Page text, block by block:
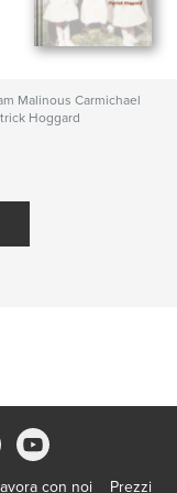
Malinous Carmichael
Hoggard
con noi Prezzi